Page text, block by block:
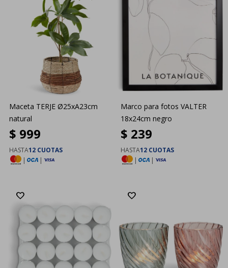
Maceta TERJE Ø25xA23cm
natural
$ 999
HASTA12 CUOTAS
|
|
Marco para fotos VALTER
18x24cm negro
$ 239
HASTA12 CUOTAS
|
|